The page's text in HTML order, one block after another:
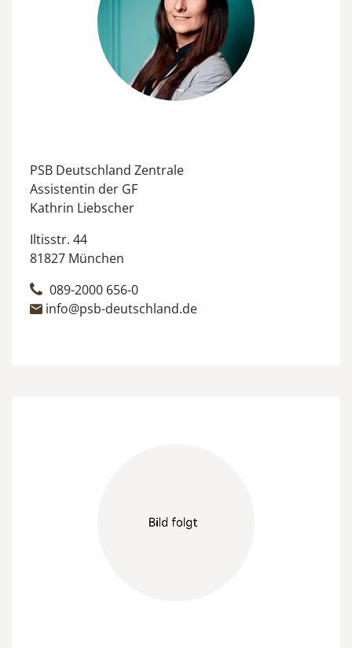
PSB Deutschland Zentrale
Assistentin der GF
Kathrin Liebscher
Iltisstr. 44
81827 München
089-2000 656-0
info@psb-deutschland.de